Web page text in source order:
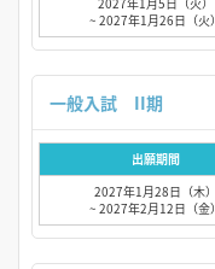
~ 2027年1月26日（火）
出願期間
2027年1月28日（木）
~ 2027年2月12日（金）